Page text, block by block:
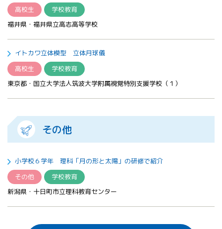
高校生
学校教育
福井県・福井県立高志高等学校
イトカワ立体模型 立体月球儀
高校生
学校教育
東京都・国立大学法人筑波大学附属視覚特別支援学校（１）
その他
小学校６学年 理科「月の形と太陽」の研修で紹介
その他
学校教育
新潟県・十日町市立理科教育センター